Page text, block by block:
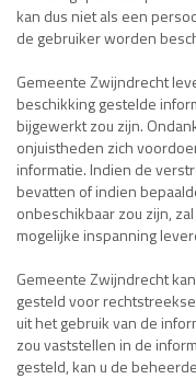
kan dus niet als een
de gebruiker worden
Gemeente Zwijndrecht
beschikking gestelde
bijgewerkt zou zijn.
onjuistheden zich
informatie. Indien de
bevatten of indien
onbeschikbaar zou zijn,
mogelijke inspanning
Gemeente Zwijndrecht
gesteld voor
uit het gebruik van de
zou vaststellen in de
gesteld, kan u de